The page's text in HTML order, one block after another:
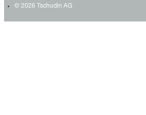
© 2026 Tschudin AG